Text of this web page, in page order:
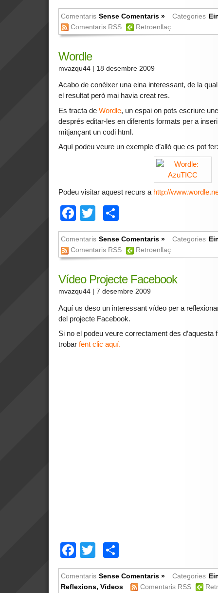
Comentaris Sense Comentaris » Categories
Comentaris RSS
Retroenllaç
Wordle
mvazqu44 | 18 desembre 2009
Acabo de conèixer una eina interessant, de la
el resultat però mai havia creat res.
Es tracta de Wordle, un espai on pots escriure
després editar-les en diferents formats per a
mitjançant un codi html.
Aquí podeu veure un exemple d’allò que es pot fer:
Podeu visitar aquest recurs a http://
Facebook
Twitter
Comentaris Sense Comentaris » Categories
Comentaris RSS
Retroenllaç
Vídeo Projecte Facebook
mvazqu44 | 7 desembre 2009
Aquí us deso un interessant vídeo per a
del projecte Facebook.
Si no el podeu veure correctament des d’aquesta
trobar fent clic aquí.
Facebook
Twitter
Comentaris Sense Comentaris » Categories
Reflexions, Vídeos Comentaris RSS